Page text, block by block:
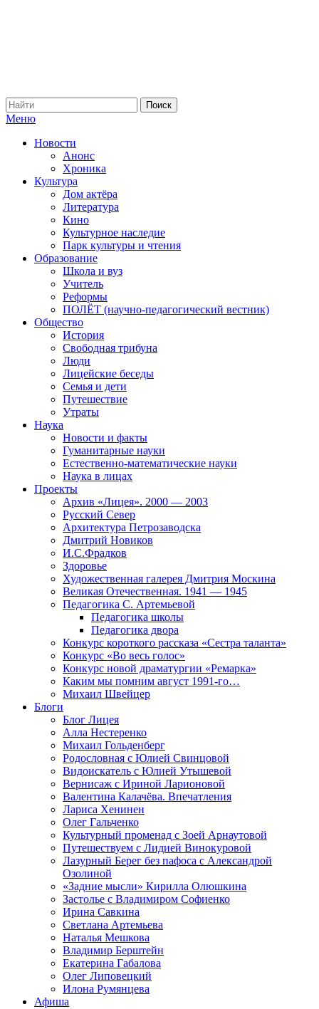
Меню
Новости
Анонс
Хроника
Культура
Дом актёра
Литература
Кино
Культурное наследие
Парк культуры и чтения
Образование
Школа и вуз
Учитель
Реформы
ПОЛЁТ (научно-педагогический вестник)
Общество
История
Свободная трибуна
Люди
Лицейские беседы
Семья и дети
Путешествие
Утраты
Наука
Новости и факты
Гуманитарные науки
Естественно-математические науки
Наука в лицах
Проекты
Архив «Лицея». 2000 — 2003
Русский Север
Архитектура Петрозаводска
Дмитрий Новиков
И.С.Фрадков
Здоровье
Художественная галерея Дмитрия Москина
Великая Отечественная. 1941 — 1945
Педагогика С. Артемьевой
Педагогика школы
Педагогика двора
Конкурс короткого рассказа «Сестра таланта»
Конкурс «Во весь голос»
Конкурс новой драматургии «Ремарка»
Каким мы помним август 1991-го…
Михаил Швейцер
Блоги
Блог Лицея
Алла Нестеренко
Михаил Гольденберг
Родословная с Юлией Свинцовой
Видоискатель с Юлией Утышевой
Вернисаж с Ириной Ларионовой
Валентина Калачёва. Впечатления
Лариса Хенинен
Олег Гальченко
Культурный променад с Зоей Арнаутовой
Путешествуем с Лидией Винокуровой
Лазурный Берег без пафоса с Александрой
Озолиной
«Задние мысли» Кирилла Олюшкина
Застолье с Владимиром Софиенко
Ирина Савкина
Светлана Артемьева
Наталья Мешкова
Владимир Берштейн
Екатерина Габалова
Олег Липовецкий
Илона Румянцева
Афиша